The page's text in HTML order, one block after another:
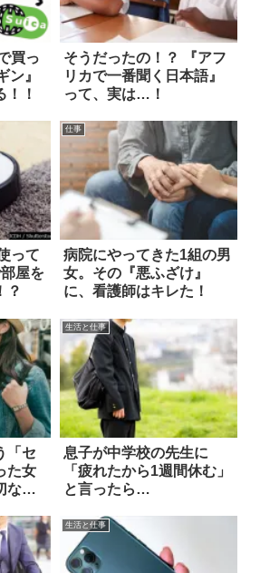
買っ
ン』
！
そうだったの！？ 『アフ
リカで一番聞く日本語』
って、実は…！
って
屋を
？
仕事
病院にやってきた1組の男
女。その『悪ふざけ』
に、看護師はキレた！
「セ
た女
ない
生活と仕事
息子が中学校の先生に
「疲れたから1週間休む」
と言ったら…
生活と仕事